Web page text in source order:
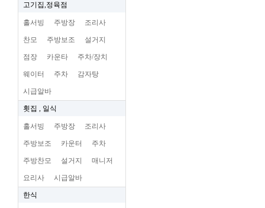
고기집,정육점
홀서빙 주방장 조리사
찬모 주방보조 설거지
점장 카운타 주차/장치
웨이터 주차 감자탕
시급알바
횟집 , 일식
홀서빙 주방장 조리사
주방보조 카운터 주차
주방찬모 설거지 매니저
요리사 시급알바
한식